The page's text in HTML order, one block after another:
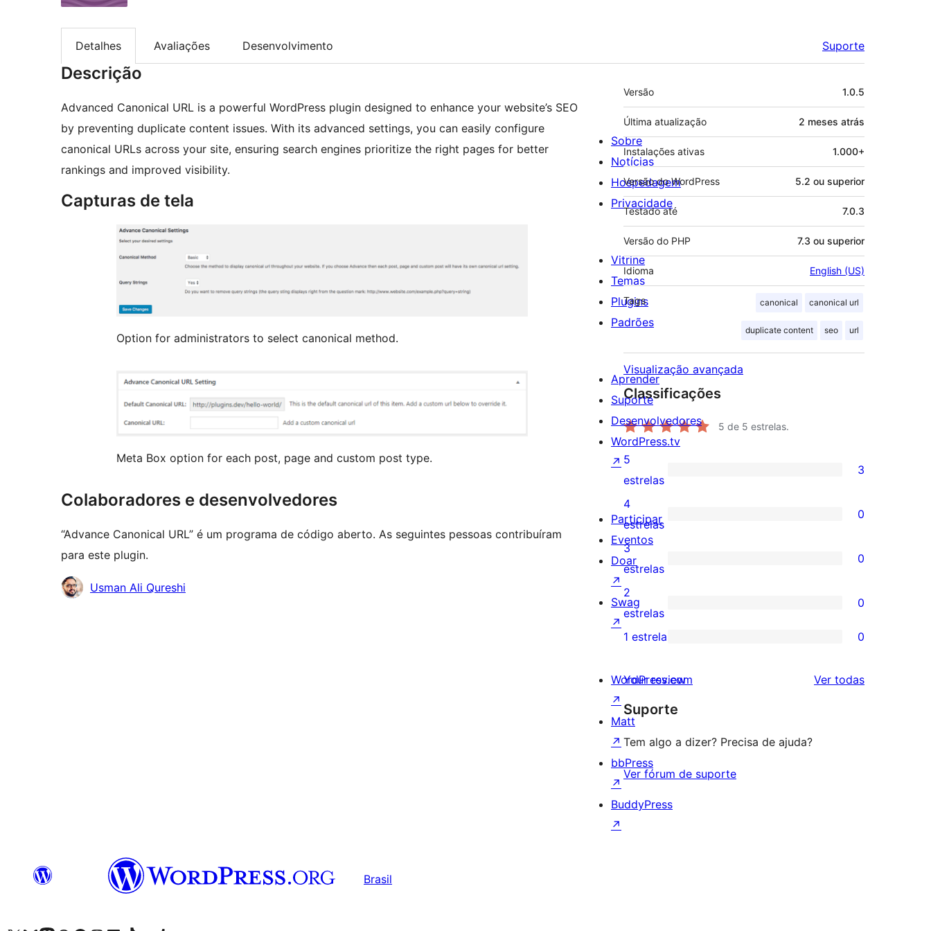
Detalhes Avaliações Desenvolvimento Suporte
Descrição
Advanced Canonical URL is a powerful WordPress plugin designed to enhance your website’s SEO
by preventing duplicate content issues. With its advanced settings, you can easily configure
canonical URLs across your site, ensuring search engines prioritize the right pages for better
rankings and improved visibility.
Capturas de tela
Option for administrators to select canonical method.
Meta Box option for each post, page and custom post type.
Colaboradores e desenvolvedores
“Advance Canonical URL” é um programa de código aberto. As seguintes pessoas contribuíram
para este plugin.
Colaboradores
Usman Ali Qureshi
Meta
Versão 1.0.5
Última atualização 2 meses atrás
Instalações ativas 1.000+
Versão do WordPress 5.2 ou superior
Testado até 7.0.3
Versão do PHP 7.3 ou superior
Idioma English (US)
Tags canonical canonical url
duplicate content seo url
Visualização avançada
Classificações
5 de 5 estrelas.
3
avaliações
com
5
estrelas
5
estrelas
3
0
avaliação
com
4
estrela
4
estrelas
0
0
avaliação
com
3
3
estrelas
0
0
avaliação
2
2
estrelas
0
com
1
estrela
1 estrela 0
Your review Ver todasavaliações
Suporte
Tem algo a dizer? Precisa de ajuda?
Ver fórum de suporte
Sobre
Notícias
Hospedagem
Privacidade
Vitrine
Temas
Plugins
Padrões
Aprender
Suporte
Desenvolvedores
WordPress.tv
↗
Participar
Eventos
Doar
↗
Swag
↗
WordPress.com
↗
Matt
↗
bbPress
↗
BuddyPress
↗
Brasil